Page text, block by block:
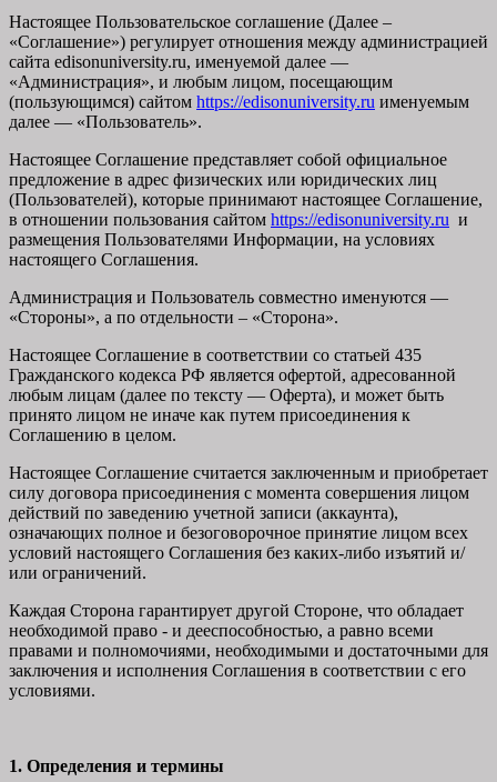
Настоящее Пользовательское соглашение (Далее –
«Соглашение») регулирует отношения между администрацией
сайта edisonuniversity.ru, именуемой далее —
«Администрация», и любым лицом, посещающим
(пользующимся) сайтом https://edisonuniversity.ru именуемым
далее — «Пользователь».
Настоящее Соглашение представляет собой официальное
предложение в адрес физических или юридических лиц
(Пользователей), которые принимают настоящее Соглашение,
в отношении пользования сайтом https://edisonuniversity.ru и
размещения Пользователями Информации, на условиях
настоящего Соглашения.
Администрация и Пользователь совместно именуются —
«Стороны», а по отдельности – «Сторона».
Настоящее Соглашение в соответствии со статьей 435
Гражданского кодекса РФ является офертой, адресованной
любым лицам (далее по тексту — Оферта), и может быть
принято лицом не иначе как путем присоединения к
Соглашению в целом.
Настоящее Соглашение считается заключенным и приобретает
силу договора присоединения с момента совершения лицом
действий по заведению учетной записи (аккаунта),
означающих полное и безоговорочное принятие лицом всех
условий настоящего Соглашения без каких-либо изъятий и/
или ограничений.
Каждая Сторона гарантирует другой Стороне, что обладает
необходимой право - и дееспособностью, а равно всеми
правами и полномочиями, необходимыми и достаточными для
заключения и исполнения Соглашения в соответствии с его
условиями.
1. Определения и термины